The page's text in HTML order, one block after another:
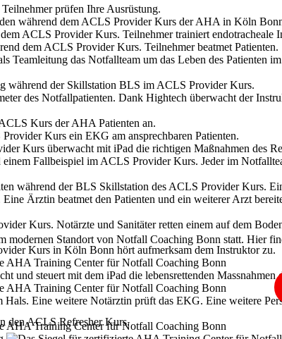
Standort von Notfall Coaching Bonn statt. Hier
den ACLS Refresher Kurs.